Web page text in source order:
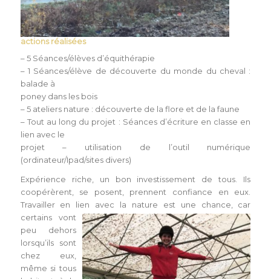
actions réalisées
– 5 Séances/élèves d’équithérapie
– 1 Séances/élève de découverte du monde du cheval :
balade à
poney dans les bois
– 5 ateliers nature : découverte de la flore et de la faune
– Tout au long du projet : Séances d’écriture en classe en
lien avec le
projet – utilisation de l’outil numérique
(ordinateur/Ipad/sites divers)
Expérience riche, un bon investissement de tous. Ils
coopérèrent, se posent, prennent confiance en eux.
Travailler en lien avec la nature est une chance, car
certains vont
peu dehors
lorsqu’ils sont
chez eux,
même si tous